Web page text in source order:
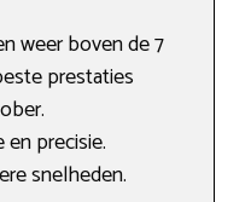
weer boven de 7
prestaties
precisie.
snelheden.